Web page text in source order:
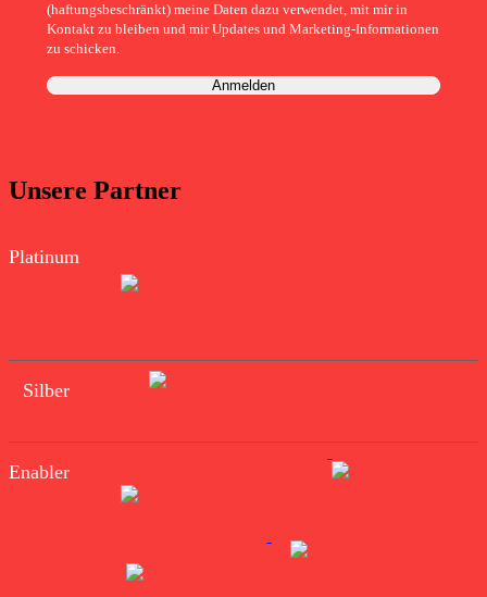
(haftungsbeschränkt) meine Daten dazu verwendet, mit mir in
Kontakt zu bleiben und mir Updates und Marketing-Informationen
zu schicken.
Unsere Partner
Platinum
Silber
Enabler